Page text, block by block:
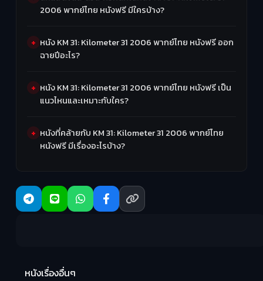
2006 พากย์ไทย หนังฟรี มีใครบ้าง?
หนัง KM 31: Kilometer 31 2006 พากย์ไทย หนังฟรี ออก
ฉายปีอะไร?
หนัง KM 31: Kilometer 31 2006 พากย์ไทย หนังฟรี เป็น
แนวไหนและเหมาะกับใคร?
หนังที่คล้ายกับ KM 31: Kilometer 31 2006 พากย์ไทย
หนังฟรี มีเรื่องอะไรบ้าง?
หนังเรื่องอื่นๆ